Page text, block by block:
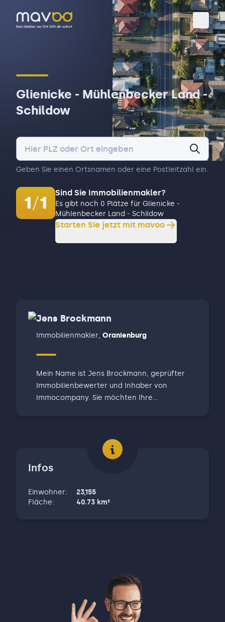
Glienicke - Mühlenbecker Land -
Schildow
Geben Sie einen Ortsnamen oder eine Postleitzahl ein.
1/1
Sind Sie Immobilienmakler?
Es gibt noch 0 Plätze für Glienicke -
Mühlenbecker Land - Schildow
Starten Sie jetzt mit mavoo
Jens Brockmann
Immobilienmakler, Oranienburg
Mein Name ist Jens Brockmann, geprüfter
Immobilienbewerter und Inhaber von
Immocompany. Sie möchten Ihre
professionellen Partner, der Sie durch diesen
oft emotionalen Prozess begleitet und Ihnen
den optimalen Verkaufspreis sichert? Dann
vermutlich, was uns von anderen Maklern
unterscheidet? Hier sind drei Punkte, die uns
Zertifizierung als geprüfter
Immobilienbewerter und 32 Jahren
Markterfahrung erhalten Sie eine
bankensichere Bewertung, die den optimalen
Infos
Einwohner:
23,155
Fläche: 40.73 km²